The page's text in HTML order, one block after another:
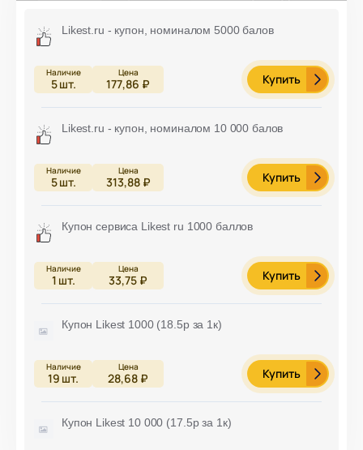
Likest.ru - купон, номиналом 5000 балов
5шт. 177,86 ₽ Купить
Likest.ru - купон, номиналом 10 000 балов
5шт. 313,88 ₽ Купить
Купон сервиса Likest ru 1000 баллов
1 шт. 33,75 ₽ Купить
Купон Likest 1000 (18.5р за 1к)
19 шт. 28,68 ₽ Купить
Купон Likest 10 000 (17.5р за 1к)